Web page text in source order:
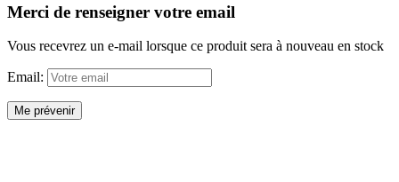
Merci de renseigner votre email
Vous recevrez un e-mail lorsque ce produit sera à nouveau en stock
Email:
Me prévenir